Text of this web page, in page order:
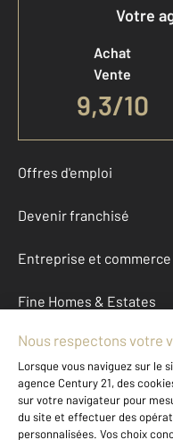
Votre
Achat
Vente
9,3/10
Offres d'emploi
Devenir franchisé
Entreprise et commerce
Fine Homes & Estates
À propos
International
Nous contacter